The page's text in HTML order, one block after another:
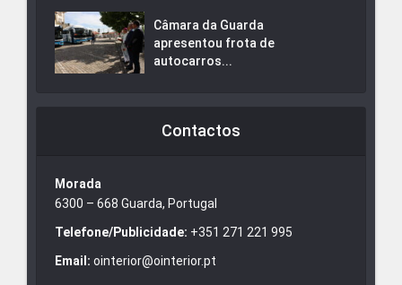
Câmara da Guarda
apresentou frota de
autocarros...
Contactos
Morada
6300 – 668 Guarda, Portugal
Telefone/Publicidade: +351 271 221 995
Email: ointerior@ointerior.pt